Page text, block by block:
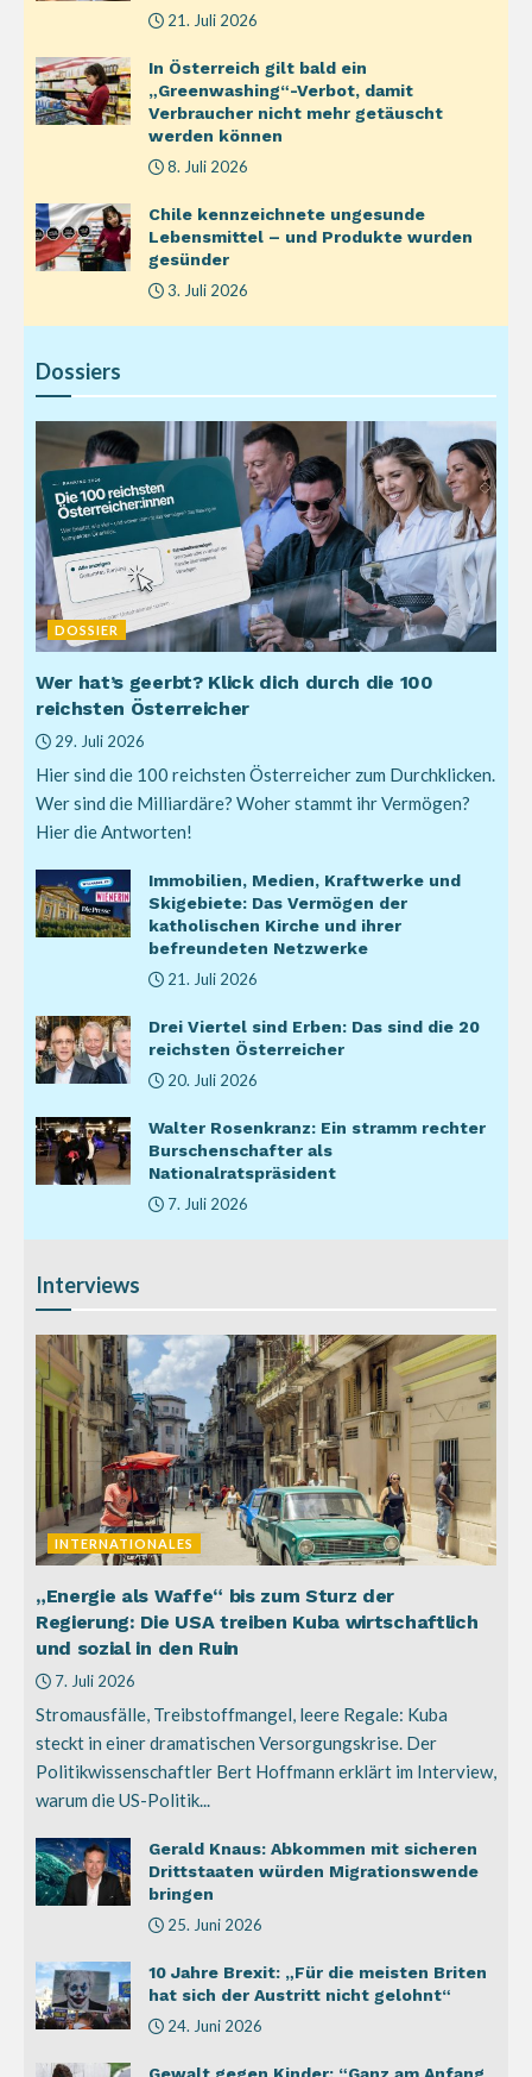
21. Juli 2026
In Österreich gilt bald ein
„Greenwashing“-Verbot, damit
Verbraucher nicht mehr getäuscht
werden können
8. Juli 2026
Chile kennzeichnete ungesunde
Lebensmittel – und Produkte wurden
gesünder
3. Juli 2026
Dossiers
DOSSIER
Wer hat’s geerbt? Klick dich durch die 100
reichsten Österreicher
29. Juli 2026
Hier sind die 100 reichsten Österreicher zum Durchklicken.
Wer sind die Milliardäre? Woher stammt ihr Vermögen?
Hier die Antworten!
Immobilien, Medien, Kraftwerke und
Skigebiete: Das Vermögen der
katholischen Kirche und ihrer
befreundeten Netzwerke
21. Juli 2026
Drei Viertel sind Erben: Das sind die 20
reichsten Österreicher
20. Juli 2026
Walter Rosenkranz: Ein stramm rechter
Burschenschafter als
Nationalratspräsident
7. Juli 2026
Interviews
INTERNATIONALES
„Energie als Waffe“ bis zum Sturz der
Regierung: Die USA treiben Kuba wirtschaftlich
und sozial in den Ruin
7. Juli 2026
Stromausfälle, Treibstoffmangel, leere Regale: Kuba
steckt in einer dramatischen Versorgungskrise. Der
Politikwissenschaftler Bert Hoffmann erklärt im Interview,
warum die US-Politik...
Gerald Knaus: Abkommen mit sicheren
Drittstaaten würden Migrationswende
bringen
25. Juni 2026
10 Jahre Brexit: „Für die meisten Briten
hat sich der Austritt nicht gelohnt“
24. Juni 2026
Gewalt gegen Kinder: “Ganz am Anfang